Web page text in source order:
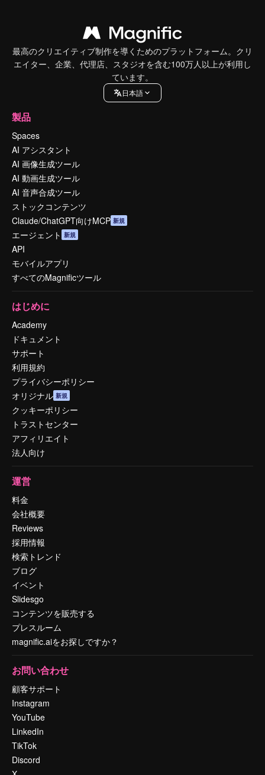
最高のクリエイティブ制作を導くためのプラットフォーム。クリ
エイター、企業、代理店、スタジオを含む100万人以上が利用し
ています。
日本語
製品
Spaces
AI アシスタント
AI 画像生成ツール
AI 動画生成ツール
AI 音声合成ツール
ストックコンテンツ
Claude/ChatGPT向けMCP 新規
エージェント 新規
API
モバイルアプリ
すべてのMagnificツール
はじめに
Academy
ドキュメント
サポート
利用規約
プライバシーポリシー
オリジナル 新規
クッキーポリシー
トラストセンター
アフィリエイト
法人向け
運営
料金
会社概要
Reviews
採用情報
検索トレンド
ブログ
イベント
Slidesgo
コンテンツを販売する
プレスルーム
magnific.aiをお探しですか？
お問い合わせ
顧客サポート
Instagram
YouTube
LinkedIn
TikTok
Discord